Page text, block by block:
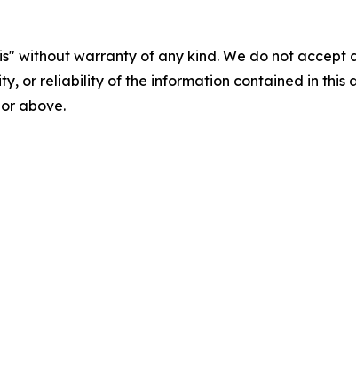
without warranty of any kind. We do not
or reliability of the information contained in
above.